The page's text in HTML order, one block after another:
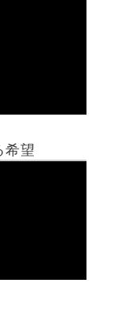
希望
ホーム
動画